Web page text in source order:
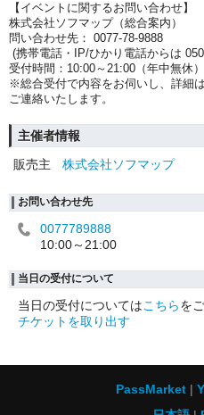
【イベントに関するお問い合わせ】
株式会社ソフマップ（総合案内）
問い合わせ先： 0077-78-9888
(携帯電話・IP/ひかり電話からは
受付時間：10:00～21:00（年中無休）
※総合受付で内容をお伺いし、詳細
ご連絡いたします。
主催者情報
販売主
株式会社ソフマップ
お問い合わせ先
0077789888
10:00～21:00
当日の受付について
当日の受付についてはこちらを
チケットを取り出す
PassMarket